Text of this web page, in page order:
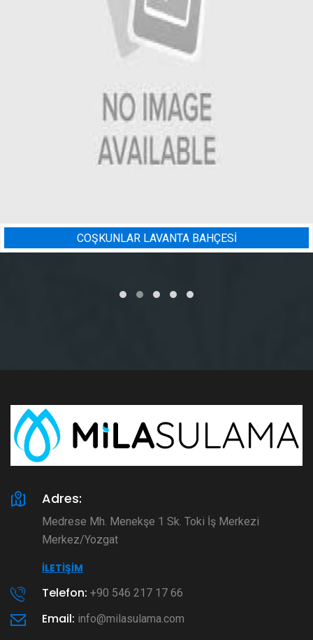
BADEM BAHÇESI SULAMA
Adres:
Medrese Mh. Menekşe 1 Sk. Toki İş Merkezi
Merkez/Yozgat
İLETIŞIM
Telefon: +90 546 217 17 66
Email: info@milasulama.com